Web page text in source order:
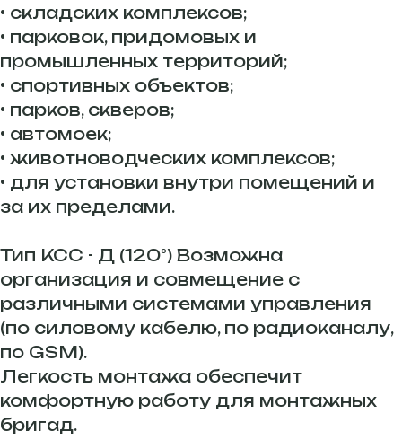
• складских комплексов;
• парковок, придомовых и
промышленных территорий;
• спортивных объектов;
• парков, скверов;
• автомоек;
• животноводческих комплексов;
• для установки внутри помещений и
за их пределами.
Тип КСС - Д (120°) Возможна
организация и совмещение с
различными системами управления
(по силовому кабелю, по радиоканалу,
по GSM).
Легкость монтажа обеспечит
комфортную работу для монтажных
бригад.